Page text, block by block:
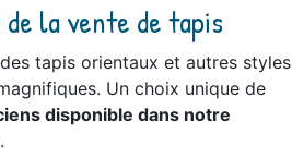
de la vente de tapis
tapis orientaux et autres styles
Un choix unique de
disponible dans notre
.